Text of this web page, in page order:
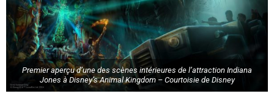
Premier aperçu d’une des scènes intérieures de l’attraction Indiana
Jones à Disney’s Animal Kingdom – Courtoisie de Disney